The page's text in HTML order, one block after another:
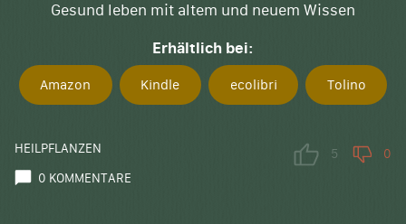
Gesund leben mit altem und neuem Wissen
Erhältlich bei:
Amazon Kindle ecolibri Tolino
HEILPFLANZEN
0 KOMMENTARE
5 0